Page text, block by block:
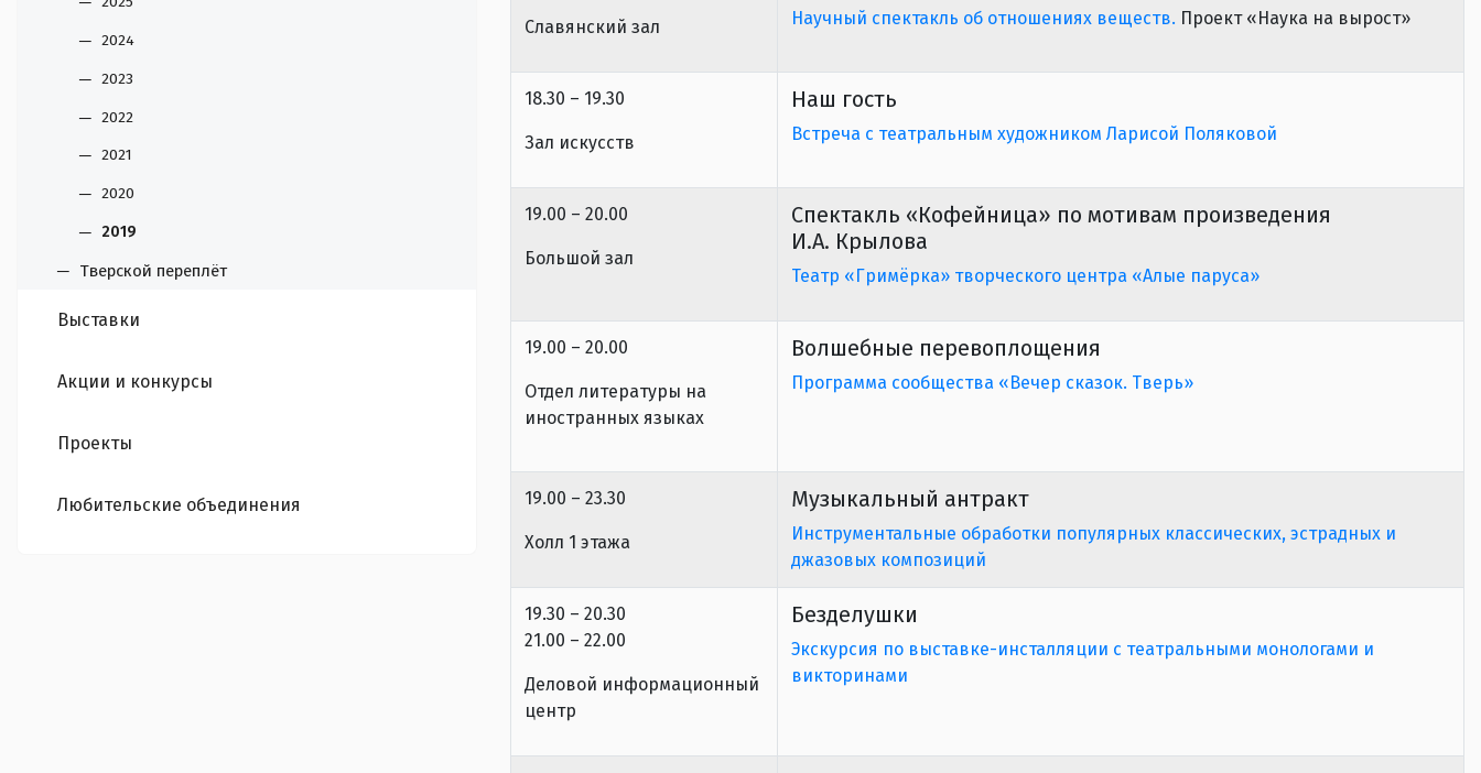
2024
2023
2022
2021
2020
2019
Тверской переплёт
Выставки
Акции и конкурсы
Проекты
Любительские объединения
Славянский зал Научный спектакль об отношениях веществ. Проект «Наука на вырост»
18.30 – 19.30
Зал искусств
Наш гость
Встреча с театральным художником Ларисой Поляковой
19.00 – 20.00
Большой зал
Спектакль «Кофейница» по мотивам произведения
И.А. Крылова
Театр «Гримёрка» творческого центра «Алые паруса»
19.00 – 20.00
Отдел литературы на
иностранных языках
Волшебные перевоплощения
Программа сообщества «Вечер сказок. Тверь»
19.00 – 23.30
Холл 1 этажа
Музыкальный антракт
Инструментальные обработки популярных классических, эстрадных и
джазовых композиций
19.30 – 20.30
21.00 – 22.00
Деловой информационный
центр
Безделушки
Экскурсия по выставке-инсталляции с театральными монологами и
викторинами